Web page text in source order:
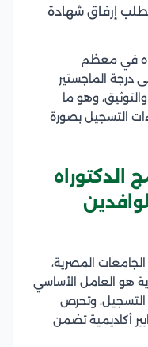
إرفاق شهادة
في معظم
درجة الماجستير
وهو ما
التسجيل بصورة
الدكتوراه
المصرية،
هو العامل الأساسي
التسجيل، وتحرص
أكاديمية تضمن